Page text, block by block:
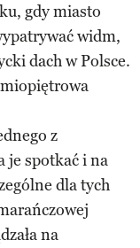
gdy miasto
widm,
dach w Polsce.
z
je spotkać i na
dla tych
na